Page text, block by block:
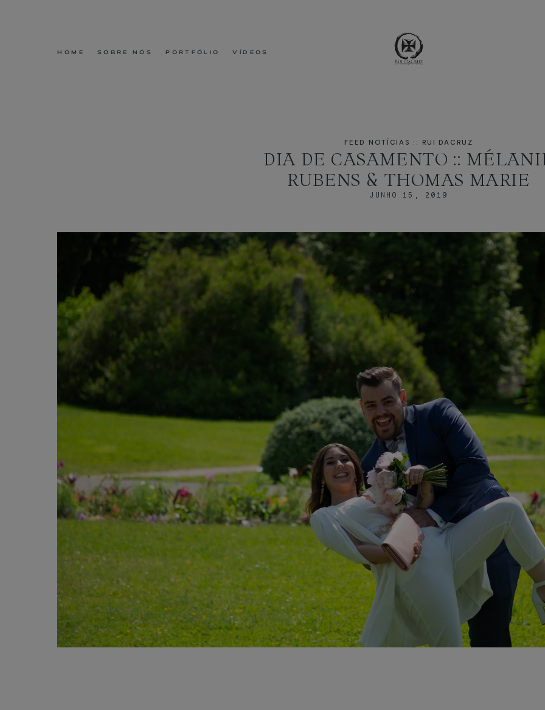
HOME SOBRE NÓS PORTFÓLIO VÍDEOS
FEED NOTÍCIAS :: RUI DACRUZ
DIA DE CASAMENTO ::
RUBENS & THOMAS MARIE
JUNHO 15, 2019